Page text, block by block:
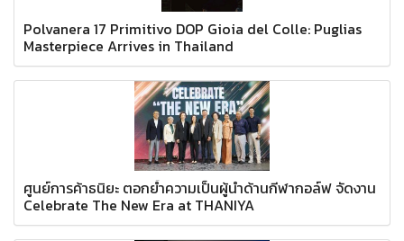
Polvanera 17 Primitivo DOP Gioia del Colle: Puglias
Masterpiece Arrives in Thailand
ศูนย์การค้าธนิยะ ตอกย้ำความเป็นผู้นำด้านกีฬากอล์ฟ จัดงาน
Celebrate The New Era at THANIYA